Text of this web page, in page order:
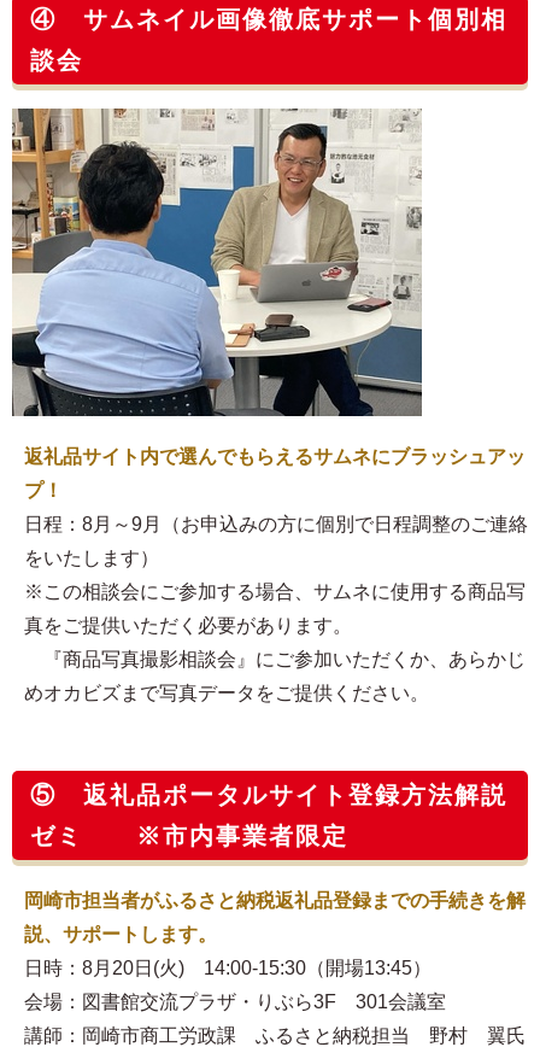
④ サムネイル画像徹底サポート個別相
談会
返礼品サイト内で選んでもらえるサムネにブラッシュアッ
プ！
日程：8月～9月（お申込みの方に個別で日程調整のご連絡
をいたします）
※この相談会にご参加する場合、サムネに使用する商品写
真をご提供いただく必要があります。
『商品写真撮影相談会』にご参加いただくか、あらかじ
めオカビズまで写真データをご提供ください。
⑤ 返礼品ポータルサイト登録方法解説
ゼミ ※市内事業者限定
岡崎市担当者がふるさと納税返礼品登録までの手続きを解
説、サポートします。
日時：8月20日(火) 14:00-15:30（開場13:45）
会場：図書館交流プラザ・りぶら3F 301会議室
講師：岡崎市商工労政課 ふるさと納税担当 野村 翼氏